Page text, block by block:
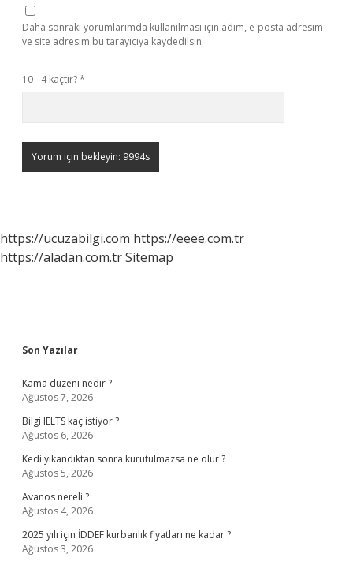
Daha sonraki yorumlarımda kullanılması için adım, e-posta adresim
ve site adresim bu tarayıcıya kaydedilsin.
10 - 4 kaçtır?*
https://ucuzabilgi.com https://eeee.com.tr
https://aladan.com.trSitemap
Sidebar
Son Yazılar
Kama düzeni nedir ?
Ağustos 7, 2026
Bilgi IELTS kaç istiyor ?
Ağustos 6, 2026
Kedi yıkandıktan sonra kurutulmazsa ne olur ?
Ağustos 5, 2026
Avanos nereli ?
Ağustos 4, 2026
2025 yılı için İDDEF kurbanlık fiyatları ne kadar ?
Ağustos 3, 2026